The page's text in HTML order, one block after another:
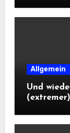
Allgemein
Und